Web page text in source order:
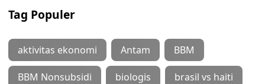
Tag Populer
aktivitas ekonomi Antam BBM
BBM Nonsubsidi biologis brasil vs haiti